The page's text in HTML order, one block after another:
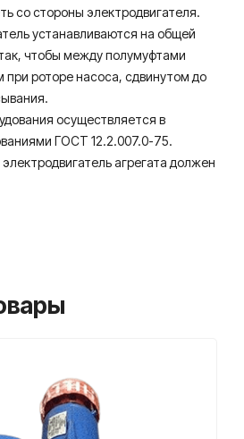
со стороны электродвигателя.
устанавливаются на общей
чтобы между полумуфтами
при роторе насоса, сдвинутом до
осуществляется в
ГОСТ 12.2.007.0-75.
агрегата должен